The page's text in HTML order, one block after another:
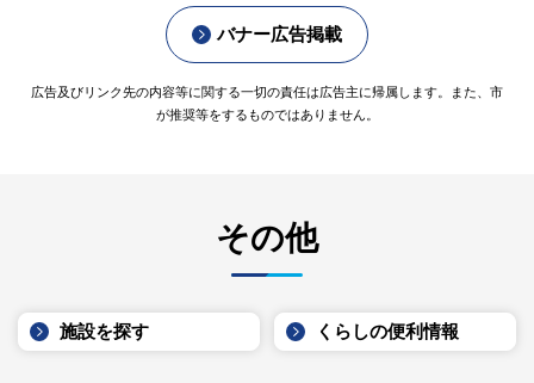
バナー広告掲載
広告及びリンク先の内容等に関する一切の責任は広告主に帰属します。また、市
が推奨等をするものではありません。
その他
施設を探す くらしの便利情報